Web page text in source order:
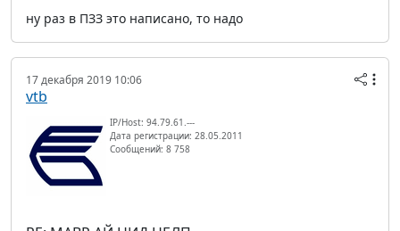
ну раз в ПЗЗ это написано, то надо
17 декабря 2019 10:06
vtb
IP/Host: 94.79.61.---
Дата регистрации: 28.05.2011
Сообщений: 8 758